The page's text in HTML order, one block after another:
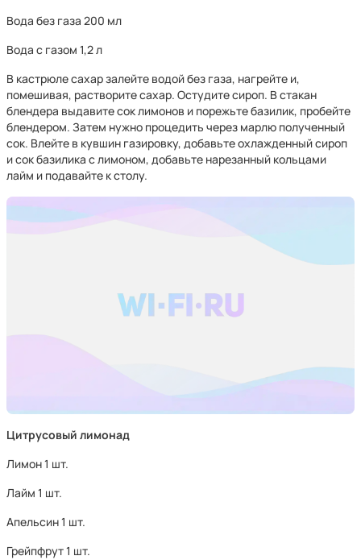
Вода без газа 200 мл
Вода с газом 1,2 л
В кастрюле сахар залейте водой без газа, нагрейте и,
помешивая, растворите сахар. Остудите сироп. В стакан
блендера выдавите сок лимонов и порежьте базилик, пробейте
блендером. Затем нужно процедить через марлю полученный
сок. Влейте в кувшин газировку, добавьте охлажденный сироп
и сок базилика с лимоном, добавьте нарезанный кольцами
лайм и подавайте к столу.
Цитрусовый лимонад
Лимон 1 шт.
Лайм 1 шт.
Апельсин 1 шт.
Грейпфрут 1 шт.